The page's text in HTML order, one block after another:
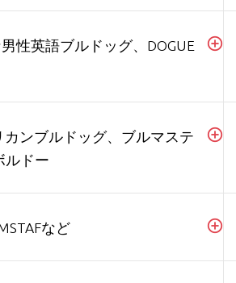
性英語ブルドッグ、DOGUE
カンブルドッグ、ブルマステ
ルドー
など